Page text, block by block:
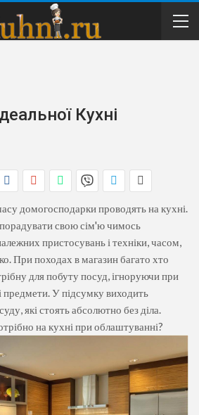
Кухні
домогосподарки проводять на кухні.
свою сім'ю чимось
пристосувань і техніки, часом,
При походах в магазин багато хто
для побуту посуд, ігноруючи при
предмети. У підсумку виходить
які стоять абсолютно без діла.
на кухні при облаштуванні?